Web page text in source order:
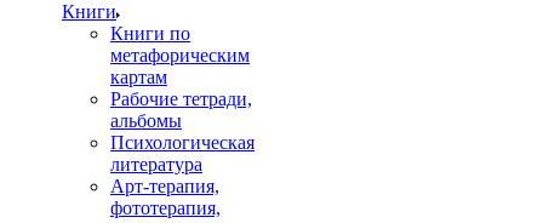
Книги
Книги по
метафорическим
картам
Рабочие тетради,
альбомы
Психологическая
литература
Арт-терапия,
фототерапия,